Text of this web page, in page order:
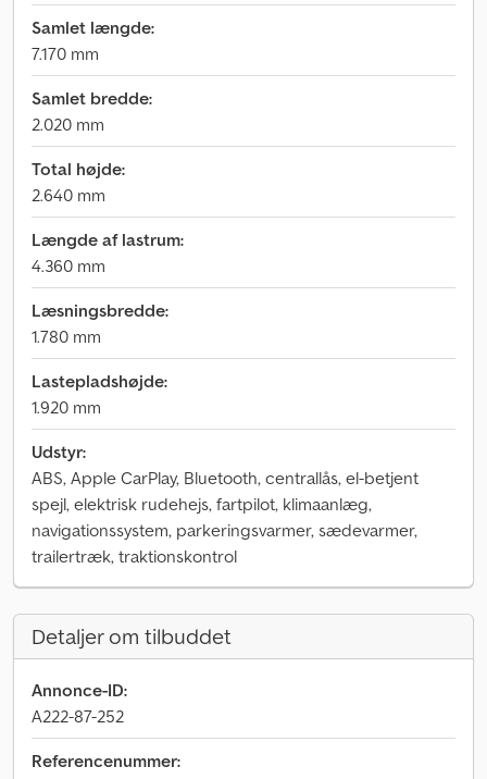
Samlet længde:
7.170 mm
Samlet bredde:
2.020 mm
Total højde:
2.640 mm
Længde af lastrum:
4.360 mm
Læsningsbredde:
1.780 mm
Lastepladshøjde:
1.920 mm
Udstyr:
ABS, Apple CarPlay, Bluetooth, centrallås, el-betjent
spejl, elektrisk rudehejs, fartpilot, klimaanlæg,
navigationssystem, parkeringsvarmer, sædevarmer,
trailertræk, traktionskontrol
Detaljer om tilbuddet
Annonce-ID:
A222-87-252
Referencenummer: